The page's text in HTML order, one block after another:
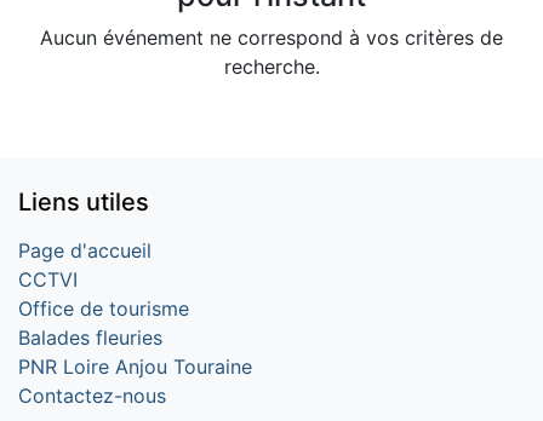
Aucun événement ne correspond à vos critères de
recherche.
Liens utiles
Page d'accueil
CCTVI
Office de tourisme
Balades fleuries
PNR Loire Anjou Touraine
Contactez-nous